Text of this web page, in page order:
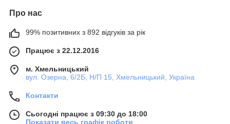
Про нас
99% позитивних з 892 відгуків за рік
Працює з 22.12.2016
м. Хмельницький
вул. Озерна, 6/2Б, Н/П 15, Хмельницький, Україна
Контакти
Сьогодні працює з 09:30 до 18:00
Показати весь графік роботи